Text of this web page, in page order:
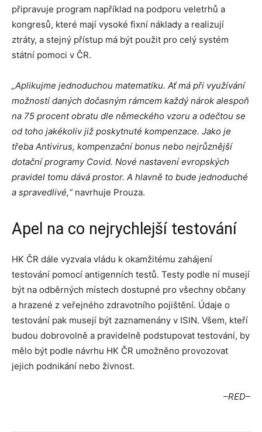
připravuje program například na podporu veletrhů a
kongresů, které mají vysoké fixní náklady a realizují
ztráty, a stejný přístup má být použit pro celý systém
státní pomoci v ČR.
„Aplikujme jednoduchou matematiku. Ať má při využívání
možností daných dočasným rámcem každý nárok alespoň
na 75 procent obratu dle německého vzoru a odečtou se
od toho jakékoliv již poskytnuté kompenzace. Jako je
třeba Antivirus, kompenzační bonus nebo nejrůznější
dotační programy Covid. Nové nastavení evropských
pravidel tomu dává prostor. A hlavně to bude jednoduché
a spravedlivé,“navrhuje Prouza.
Apel na co nejrychlejší testování
HK ČR dále vyzvala vládu k okamžitému zahájení
testování pomocí antigenních testů. Testy podle ní musejí
být na odběrných místech dostupné pro všechny občany
a hrazené z veřejného zdravotního pojištění. Údaje o
testování pak musejí být zaznamenány v ISIN. Všem, kteří
budou dobrovolně a pravidelně podstupovat testování, by
mělo být podle návrhu HK ČR umožněno provozovat
jejich podnikání nebo živnost.
–RED–